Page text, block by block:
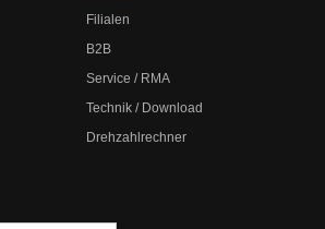
Filialen
B2B
Service / RMA
Technik / Download
Drehzahlrechner